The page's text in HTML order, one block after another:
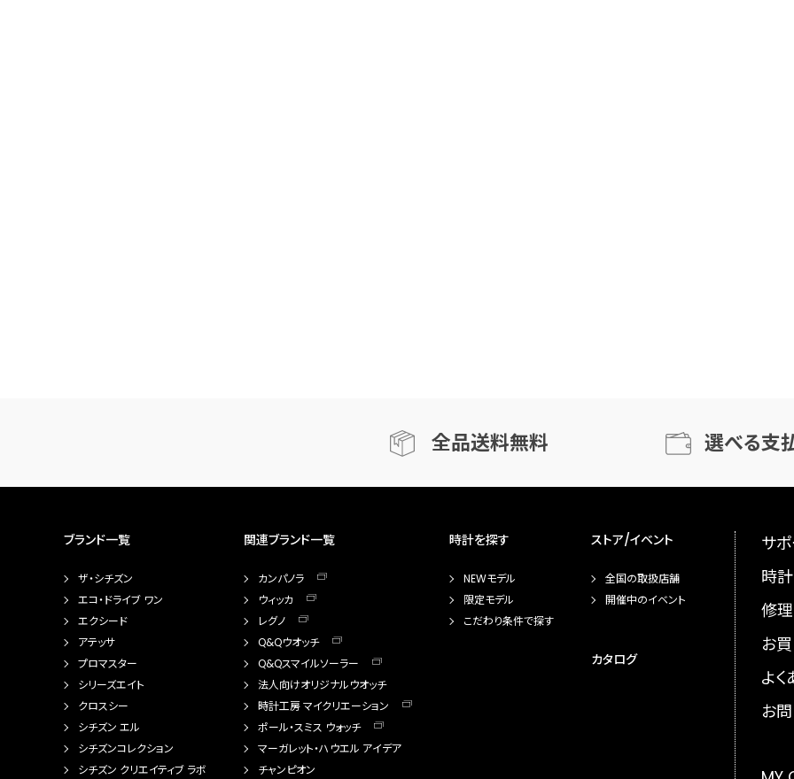
全品送料無料 選べる支
ブランド一覧
ザ・シチズン
エコ・ドライブ ワン
エクシード
アテッサ
プロマスター
シリーズエイト
クロスシー
シチズン エル
シチズンコレクション
シチズン クリエイティブ ラボ
関連ブランド一覧
カンパノラ
ウィッカ
レグノ
Q&Qウオッチ
Q&Qスマイルソーラー
法人向けオリジナルウオッチ
時計工房 マイクリエーション
ポール・スミス ウォッチ
マーガレット・ハウエル アイデア
チャンピオン
時計を探す
NEWモデル
限定モデル
こだわり条件で探す
ストア/イベント
全国の取扱店舗
開催中のイベント
カタログ
サ
時
修理
お
よ
お